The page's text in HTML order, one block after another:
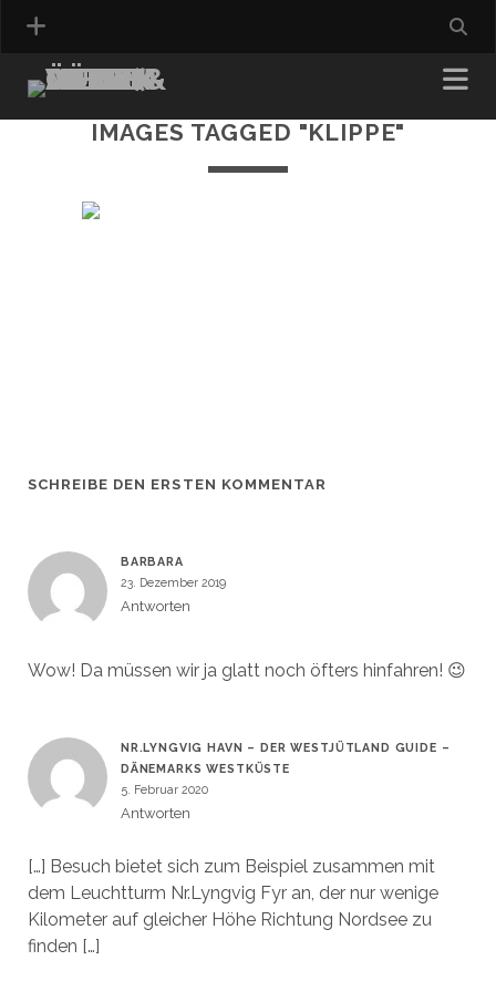
IMAGES TAGGED "KLIPPE"
SCHREIBE DEN ERSTEN KOMMENTAR
BARBARA
23. Dezember 2019
Antworten
Wow! Da müssen wir ja glatt noch öfters hinfahren! 😉
NR.LYNGVIG HAVN – DER WESTJÜTLAND GUIDE –
DÄNEMARKS WESTKÜSTE
5. Februar 2020
Antworten
[…] Besuch bietet sich zum Beispiel zusammen mit
dem Leuchtturm Nr.Lyngvig Fyr an, der nur wenige
Kilometer auf gleicher Höhe Richtung Nordsee zu
finden […]